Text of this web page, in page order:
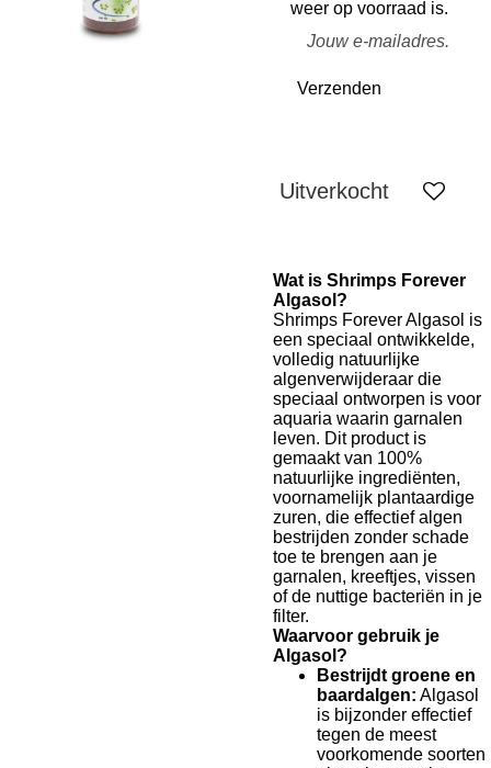
weer op voorraad is.
Verzenden
Uitverkocht
Wat is Shrimps Forever
Algasol?
Shrimps Forever Algasol is
een speciaal ontwikkelde,
volledig natuurlijke
algenverwijderaar die
speciaal ontworpen is voor
aquaria waarin garnalen
leven. Dit product is
gemaakt van 100%
natuurlijke ingrediënten,
voornamelijk plantaardige
zuren, die effectief algen
bestrijden zonder schade
toe te brengen aan je
garnalen, kreeftjes, vissen
of de nuttige bacteriën in je
filter.
Waarvoor gebruik je
Algasol?
Bestrijdt groene en
baardalgen: Algasol
is bijzonder effectief
tegen de meest
voorkomende soorten